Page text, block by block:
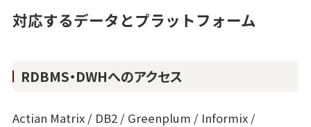
対応するデータとプラットフォーム
RDBMS・DWHへのアクセス
Actian Matrix / DB2 / Greenplum / Informix /